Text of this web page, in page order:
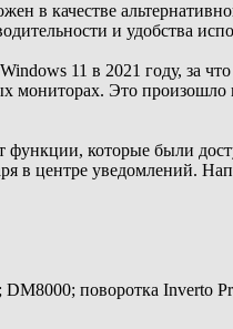
в качестве
и удобства
11 в 2021 году, за
Это произошло
функции, которые были
в центре уведомлений.
поворотка Inverto